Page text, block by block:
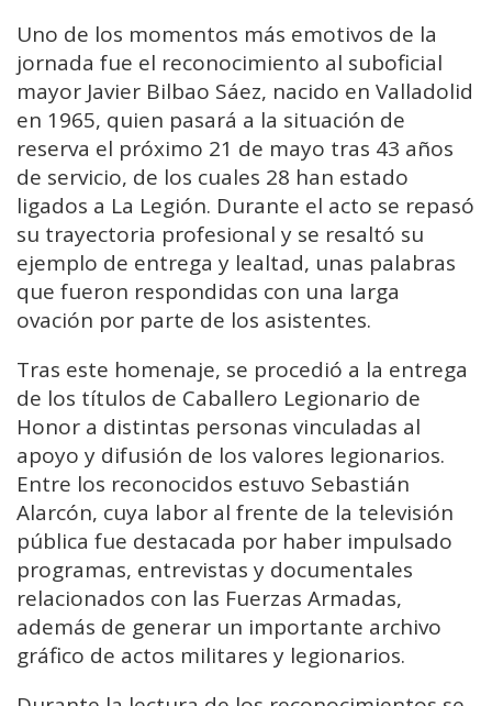
Uno de los momentos más emotivos de la
jornada fue el reconocimiento al suboficial
mayor Javier Bilbao Sáez, nacido en Valladolid
en 1965, quien pasará a la situación de
reserva el próximo 21 de mayo tras 43 años
de servicio, de los cuales 28 han estado
ligados a La Legión. Durante el acto se repasó
su trayectoria profesional y se resaltó su
ejemplo de entrega y lealtad, unas palabras
que fueron respondidas con una larga
ovación por parte de los asistentes.
Tras este homenaje, se procedió a la entrega
de los títulos de Caballero Legionario de
Honor a distintas personas vinculadas al
apoyo y difusión de los valores legionarios.
Entre los reconocidos estuvo Sebastián
Alarcón, cuya labor al frente de la televisión
pública fue destacada por haber impulsado
programas, entrevistas y documentales
relacionados con las Fuerzas Armadas,
además de generar un importante archivo
gráfico de actos militares y legionarios.